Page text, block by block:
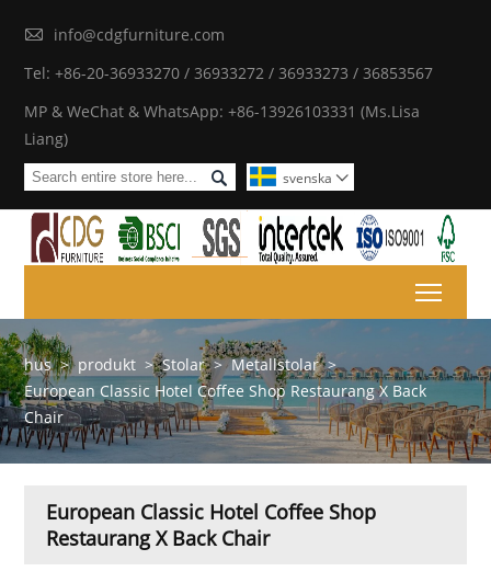

info@cdgfurniture.com
Tel: +86-20-36933270 / 36933272 / 36933273 / 36853567
MP & WeChat & WhatsApp: +86-13926103331 (Ms.Lisa
Liang)
 svenska 
hus > produkt > Stolar > Metallstolar >
European Classic Hotel Coffee Shop Restaurang X Back
Chair
European Classic Hotel Coffee Shop
Restaurang X Back Chair